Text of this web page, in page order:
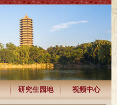
研究生园地 视频中心